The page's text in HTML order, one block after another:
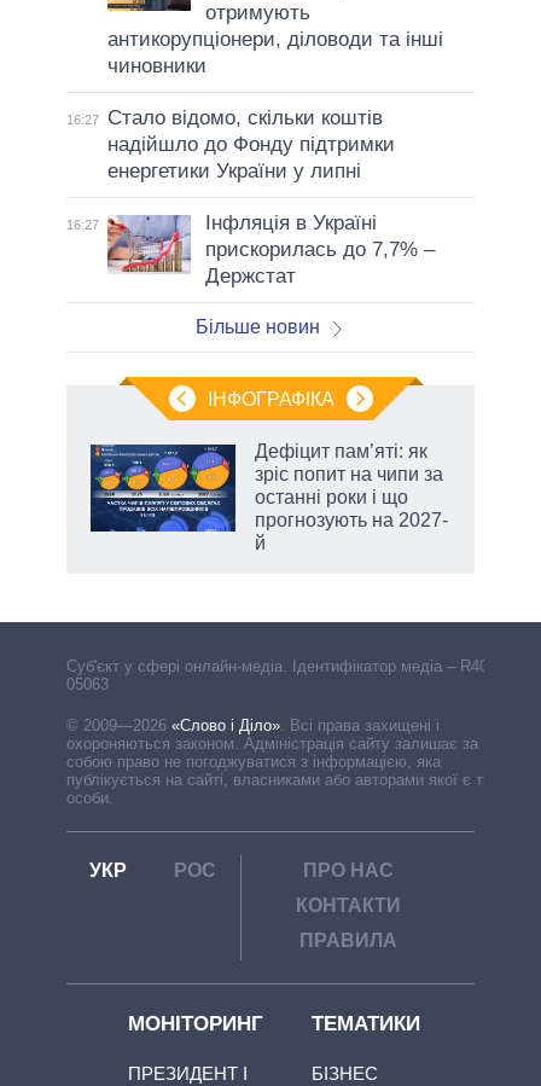
отримують
антикорупціонери, діловоди та інші
чиновники
16:27
Стало відомо, скільки коштів
надійшло до Фонду підтримки
енергетики України у липні
16:27
Інфляція в Україні
прискорилась до 7,7% –
Держстат
Більше новин
ІНФОГРАФІКА
Дефіцит пам’яті: як
зріс попит на чипи за
останні роки і що
прогнозують на 2027-
й
Cуб'єкт у сфері онлайн-медіа. Ідентифікатор медіа – R40-
05063
© 2009—2026 «Слово і Діло». Всі права захищені і
охороняються законом. Адміністрація сайту залишає за
собою право не погоджуватися з інформацією, яка
публікується на сайті, власниками або авторами якої є треті
особи.
УКР РОС
ПРО НАС
КОНТАКТИ
ПРАВИЛА
МОНІТОРИНГ
ПРЕЗИДЕНТ І
ТЕМАТИКИ
БІЗНЕС